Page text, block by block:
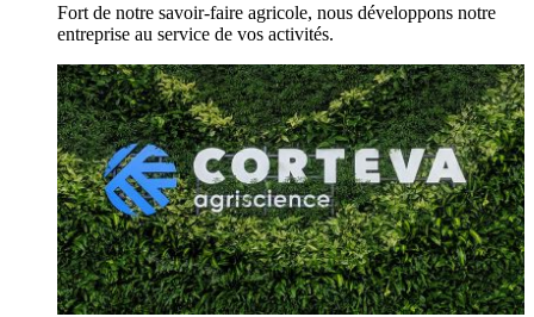
Fort de notre savoir-faire agricole, nous développons notre
entreprise au service de vos activités.